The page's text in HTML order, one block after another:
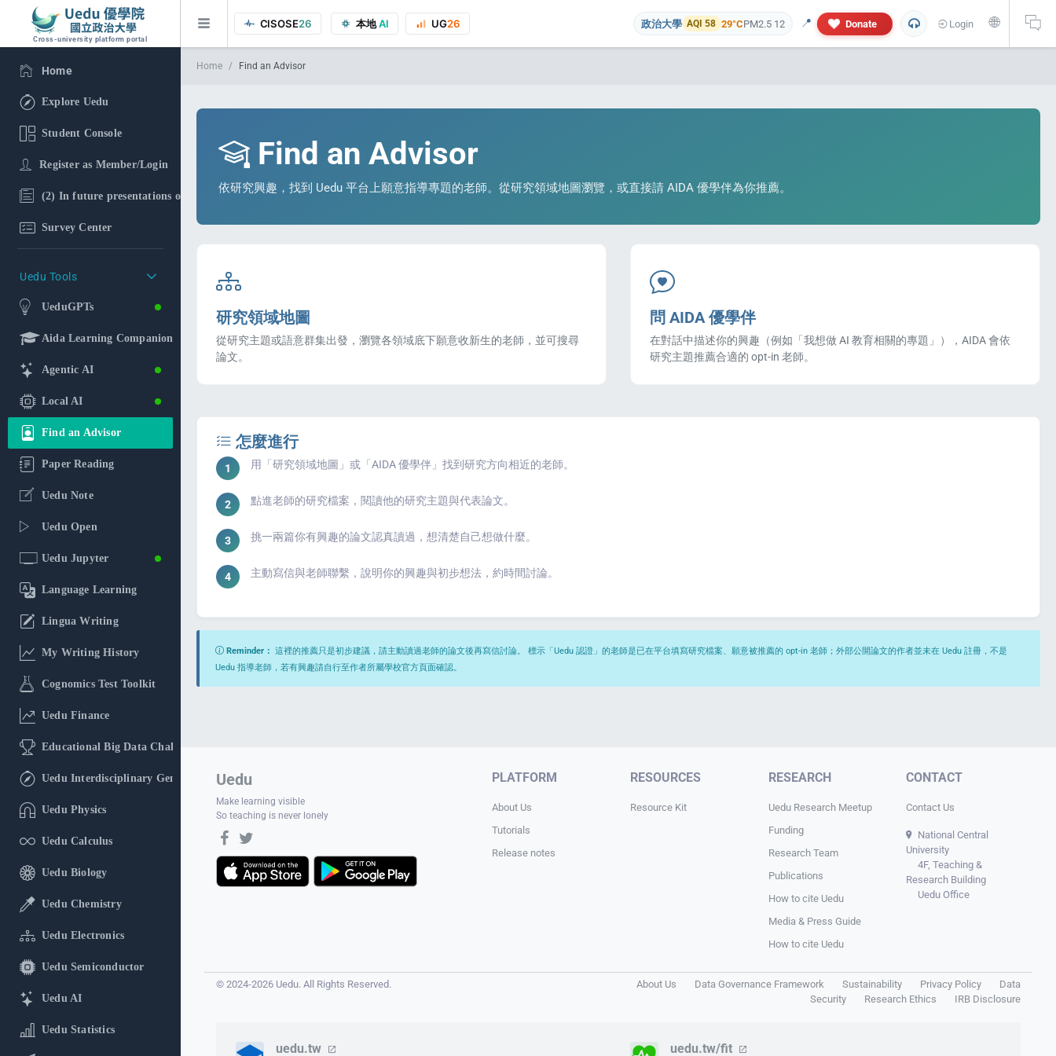
Cross-university platform portal
Home
Explore Uedu
Student Console
Register as Member/Login
(2) In future presentations of the research findings, in addition to the course project website and public presentations, your real name and personal information will not appear in this research report. If
Survey Center
Uedu Tools
UeduGPTs
Aida Learning Companion
Agentic AI
Local AI
Find an Advisor
Paper Reading
Uedu Note
Uedu Open
Uedu Jupyter
Language Learning
Lingua Writing
My Writing History
Cognomics Test Toolkit
Uedu Finance
Educational Big Data Challenge
Uedu Interdisciplinary General Education
Uedu Physics
Uedu Calculus
Uedu Biology
Uedu Chemistry
Uedu Electronics
Uedu Semiconductor
Uedu AI
Uedu Statistics
CISOSE26 本地AI UG26 政治大學 AQI 58 29°CPM2.5 12 📍 Donate Login 🌐
Home Find an Advisor
Find an Advisor
依研究興趣，找到 Uedu 平台上願意指導專題的老師。從研究領域地圖瀏覽，或直接請 AIDA 優學伴為你推薦。
研究領域地圖
從研究主題或語意群集出發，瀏覽各領域底下願意收新生的老師，並可搜尋
論文。
問 AIDA 優學伴
在對話中描述你的興趣（例如「我想做 AI 教育相關的專題」），AIDA 會依
研究主題推薦合適的 opt-in 老師。
怎麼進行
用「研究領域地圖」或「AIDA 優學伴」找到研究方向相近的老師。
點進老師的研究檔案，閱讀他的研究主題與代表論文。
挑一兩篇你有興趣的論文認真讀過，想清楚自己想做什麼。
主動寫信與老師聯繫，說明你的興趣與初步想法，約時間討論。
Reminder： 這裡的推薦只是初步建議，請主動讀過老師的論文後再寫信討論。 標示「Uedu 認證」的老師是已在平台填寫研究檔案、願意被推薦的 opt-in 老師；外部公開論文的作者並未在 Uedu 註冊，不是
Uedu 指導老師，若有興趣請自行至作者所屬學校官方頁面確認。
Uedu
Make learning visible
So teaching is never lonely
PLATFORM
About Us
Tutorials
Release notes
RESOURCES
Resource Kit
RESEARCH
Uedu Research Meetup
Funding
Research Team
Publications
How to cite Uedu
Media & Press Guide
How to cite Uedu
CONTACT
Contact Us
National Central
University
4F, Teaching &
Research Building
Uedu Office
© 2024-2026 Uedu. All Rights Reserved. About Us Data Governance Framework Sustainability Privacy Policy
Data
Security
Research Ethics IRB Disclosure
uedu.tw uedu.tw/fit